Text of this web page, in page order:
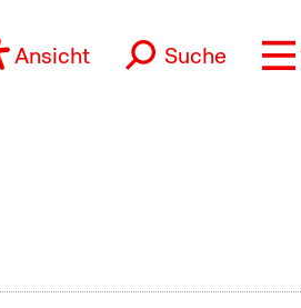
Ansicht Suche